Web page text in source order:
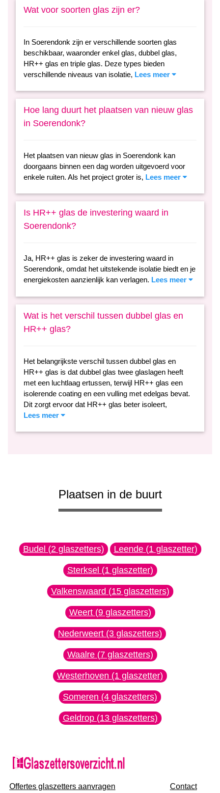
Wat voor soorten glas zijn er?
In Soerendonk zijn er verschillende soorten glas
beschikbaar, waaronder enkel glas, dubbel glas,
HR++ glas en triple glas. Deze types bieden
verschillende niveaus van isolatie, Lees meer
Hoe lang duurt het plaatsen van nieuw glas
in Soerendonk?
Het plaatsen van nieuw glas in Soerendonk kan
doorgaans binnen een dag worden uitgevoerd voor
enkele ruiten. Als het project groter is, Lees meer
Is HR++ glas de investering waard in
Soerendonk?
Ja, HR++ glas is zeker de investering waard in
Soerendonk, omdat het uitstekende isolatie biedt en je
energiekosten aanzienlijk kan verlagen. Lees meer
Wat is het verschil tussen dubbel glas en
HR++ glas?
Het belangrijkste verschil tussen dubbel glas en
HR++ glas is dat dubbel glas twee glaslagen heeft
met een luchtlaag ertussen, terwijl HR++ glas een
isolerende coating en een vulling met edelgas bevat.
Dit zorgt ervoor dat HR++ glas beter isoleert,
Lees meer
Plaatsen in de buurt
Budel (2 glaszetters) Leende (1 glaszetter)
Sterksel (1 glaszetter)
Valkenswaard (15 glaszetters)
Weert (9 glaszetters)
Nederweert (3 glaszetters)
Waalre (7 glaszetters)
Westerhoven (1 glaszetter)
Someren (4 glaszetters)
Geldrop (13 glaszetters)
Offertes glaszetters aanvragen Contact